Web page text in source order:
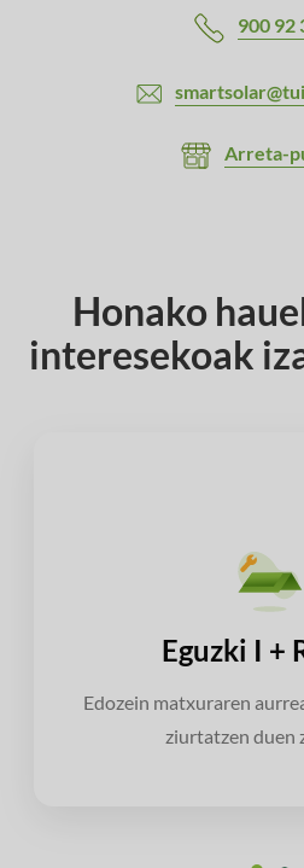
900 92
Arreta-
Honako
interesekoak
Eguzki I +
Edozein matxuraren
ziurtatzen duen